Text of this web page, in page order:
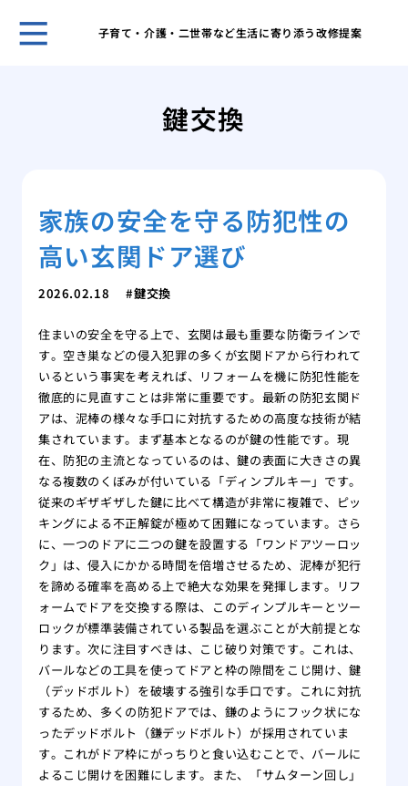
子育て・介護・二世帯など生活に寄り添う改修提案
鍵交換
家族の安全を守る防犯性の
高い玄関ドア選び
2026.02.18 鍵交換
住まいの安全を守る上で、玄関は最も重要な防衛ラインで
す。空き巣などの侵入犯罪の多くが玄関ドアから行われて
いるという事実を考えれば、リフォームを機に防犯性能を
徹底的に見直すことは非常に重要です。最新の防犯玄関ド
アは、泥棒の様々な手口に対抗するための高度な技術が結
集されています。まず基本となるのが鍵の性能です。現
在、防犯の主流となっているのは、鍵の表面に大きさの異
なる複数のくぼみが付いている「ディンプルキー」です。
従来のギザギザした鍵に比べて構造が非常に複雑で、ピッ
キングによる不正解錠が極めて困難になっています。さら
に、一つのドアに二つの鍵を設置する「ワンドアツーロッ
ク」は、侵入にかかる時間を倍増させるため、泥棒が犯行
を諦める確率を高める上で絶大な効果を発揮します。リフ
ォームでドアを交換する際は、このディンプルキーとツー
ロックが標準装備されている製品を選ぶことが大前提とな
ります。次に注目すべきは、こじ破り対策です。これは、
バールなどの工具を使ってドアと枠の隙間をこじ開け、鍵
（デッドボルト）を破壊する強引な手口です。これに対抗
するため、多くの防犯ドアでは、鎌のようにフック状にな
ったデッドボルト（鎌デッドボルト）が採用されていま
す。これがドア枠にがっちりと食い込むことで、バールに
よるこじ開けを困難にします。また、「サムターン回し」